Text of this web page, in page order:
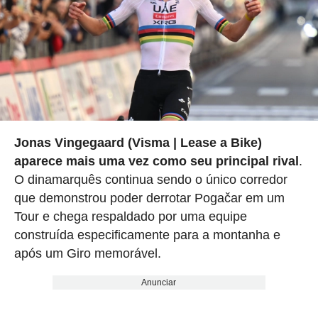
Jonas Vingegaard (Visma | Lease a Bike)
aparece mais uma vez como seu principal rival .
O dinamarquês continua sendo o único corredor
que demonstrou poder derrotar Pogačar em um
Tour e chega respaldado por uma equipe
construída especificamente para a montanha e
após um Giro memorável.
Anunciar